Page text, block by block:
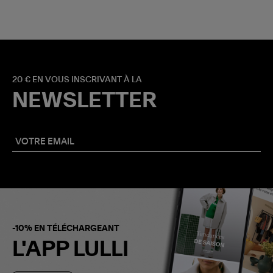
20 € EN VOUS INSCRIVANT À LA
NEWSLETTER
-10% EN TÉLÉCHARGEANT
L'APP LULLI